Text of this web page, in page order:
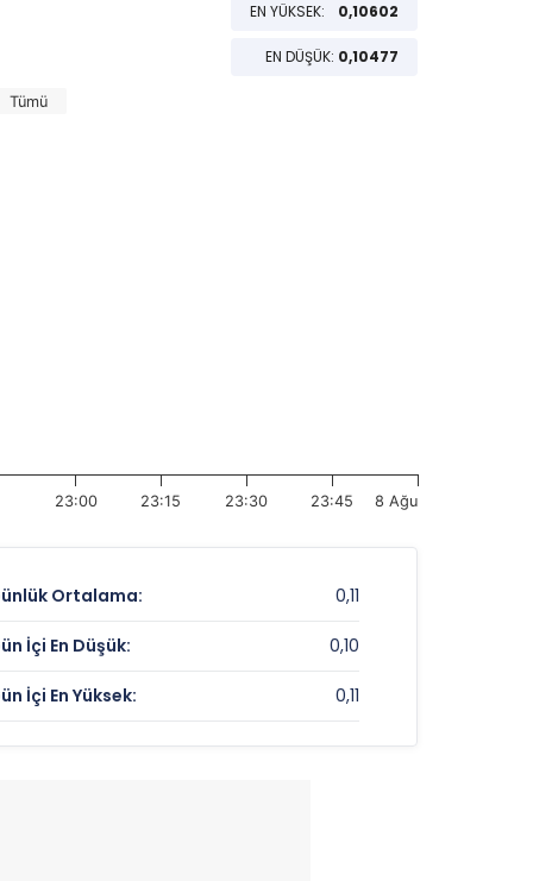
EN YÜKSEK: 0,10602
EN DÜŞÜK: 0,10477
Tümü
23:00 23:15 23:30 23:45 8 Ağu
Ortalama: 0,11
İçi En Düşük: 0,10
İçi En Yüksek: 0,11